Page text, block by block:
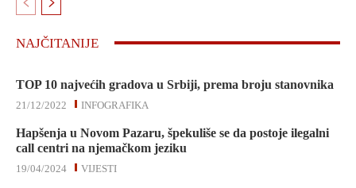
NAJČITANIJE
TOP 10 najvećih gradova u Srbiji, prema broju stanovnika
INFOGRAFIKA
21/12/2022
Hapšenja u Novom Pazaru, špekuliše se da postoje ilegalni
call centri na njemačkom jeziku
VIJESTI
19/04/2024